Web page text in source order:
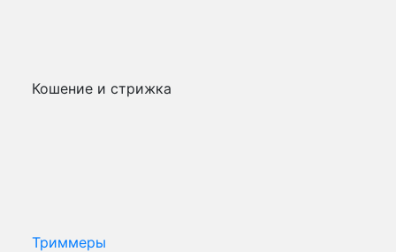
Кошение и стрижка
Триммеры